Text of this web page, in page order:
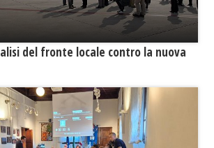
del fronte locale contro la nuova